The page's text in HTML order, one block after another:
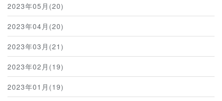
2023年05月(20)
2023年04月(20)
2023年03月(21)
2023年02月(19)
2023年01月(19)